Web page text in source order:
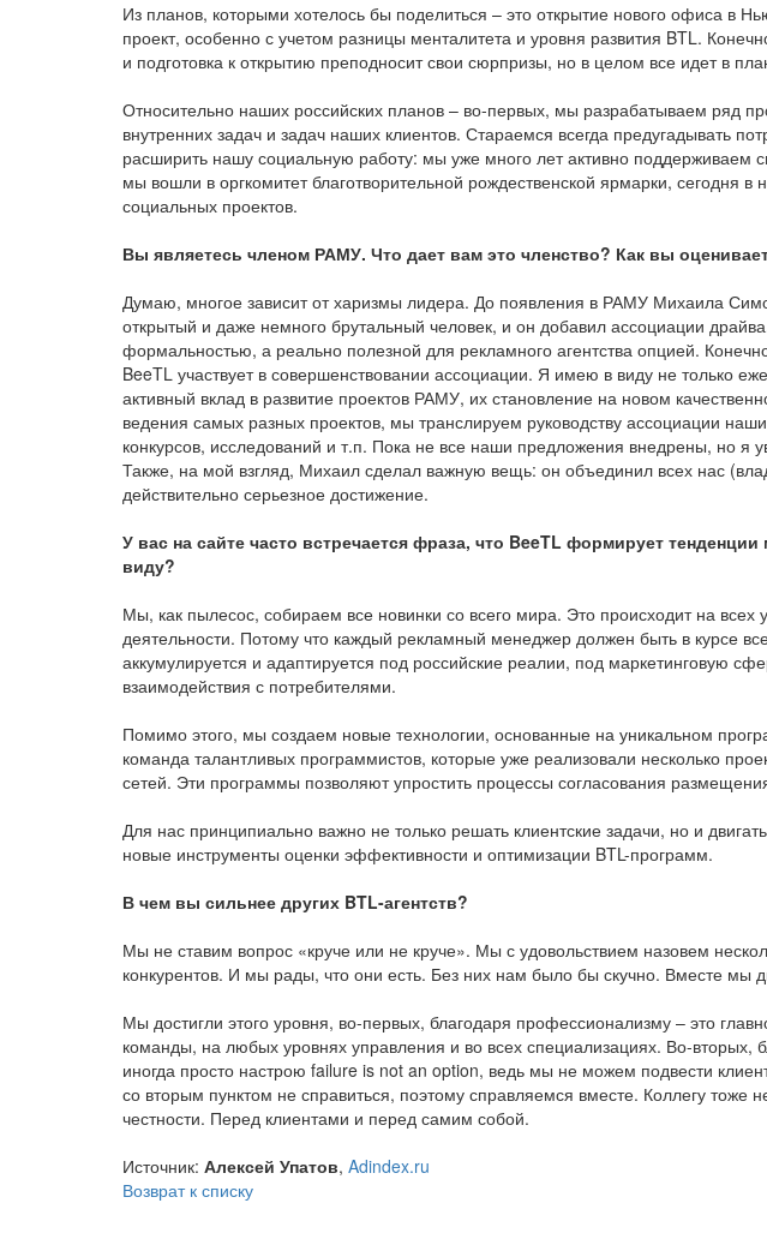
Из планов, которыми хотелось бы поделиться – это открытие нового офиса в
проект, особенно с учетом разницы менталитета и уровня развития BTL.
и подготовка к открытию преподносит свои сюрпризы, но в целом все идет в
Относительно наших российских планов – во-первых, мы разрабатываем ряд
внутренних задач и задач наших клиентов. Стараемся всегда предугадывать
расширить нашу социальную работу: мы уже много лет активно поддерживаем
мы вошли в оргкомитет благотворительной рождественской ярмарки, сегодня в
социальных проектов.
Вы являетесь членом РАМУ. Что дает вам это членство? Как вы
Думаю, многое зависит от харизмы лидера. До появления в РАМУ Михаила
открытый и даже немного брутальный человек, и он добавил ассоциации
формальностью, а реально полезной для рекламного агентства опцией.
BeeTL участвует в совершенствовании ассоциации. Я имею в виду не только
активный вклад в развитие проектов РАМУ, их становление на новом
ведения самых разных проектов, мы транслируем руководству ассоциации
конкурсов, исследований и т.п. Пока не все наши предложения внедрены, но я
Также, на мой взгляд, Михаил сделал важную вещь: он объединил всех нас
действительно серьезное достижение.
У вас на сайте часто встречается фраза, что BeeTL формирует
виду?
Мы, как пылесос, собираем все новинки со всего мира. Это происходит на всех
деятельности. Потому что каждый рекламный менеджер должен быть в курсе
аккумулируется и адаптируется под российские реалии, под маркетинговую
взаимодействия с потребителями.
Помимо этого, мы создаем новые технологии, основанные на уникальном
команда талантливых программистов, которые уже реализовали несколько
сетей. Эти программы позволяют упростить процессы согласования
Для нас принципиально важно не только решать клиентские задачи, но и
новые инструменты оценки эффективности и оптимизации BTL-программ.
В чем вы сильнее других BTL-агентств?
Мы не ставим вопрос «круче или не круче». Мы с удовольствием назовем
конкурентов. И мы рады, что они есть. Без них нам было бы скучно. Вместе мы
Мы достигли этого уровня, во-первых, благодаря профессионализму – это
команды, на любых уровнях управления и во всех специализациях. Во-вторых,
иногда просто настрою failure is not an option, ведь мы не можем подвести
со вторым пунктом не справиться, поэтому справляемся вместе. Коллегу тоже
честности. Перед клиентами и перед самим собой.
Источник: Алексей Упатов, Adindex.ru
Возврат к списку